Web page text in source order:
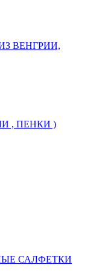
ВЕНГРИИ,
, ПЕНКИ )
САЛФЕТКИ